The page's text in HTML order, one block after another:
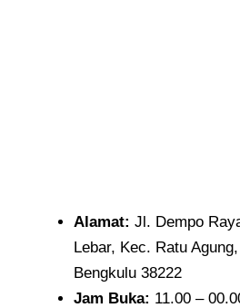
Alamat: Jl. Dempo
Lebar, Kec. Ratu
Bengkulu 38222
Jam Buka: 11.00 –